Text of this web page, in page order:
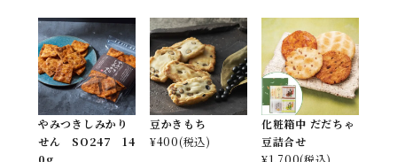
やみつきしみかり
せん SO247 14
豆かきもち
¥400(税込)
化粧箱中 だだちゃ
豆詰合せ